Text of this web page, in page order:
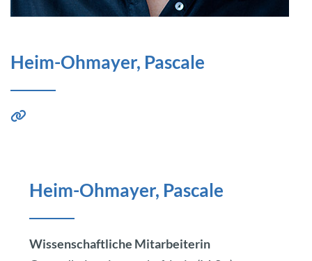
Heim-Ohmayer, Pascale
Heim-Ohmayer, Pascale
Wissenschaftliche Mitarbeiterin